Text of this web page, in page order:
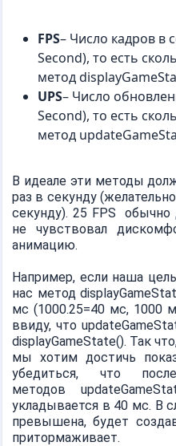
FPS– Число кадров в
Second), то есть
метод
UPS– Число
Second), то есть
метод
В идеале эти методы
раз в секунду
секунду). 25 FPS обычно
не чувствовал
анимацию.
Например, если наша
нас метод
мс (1000.25=40 мс,
ввиду, что
displayGameState(). Так
мы хотим достичь
убедиться, что
методов
укладывается в 40 мс. В
превышена, будет
притормаживает.